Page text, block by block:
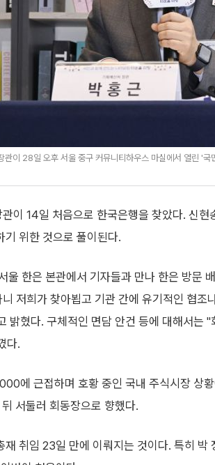
이 28일 오후 서울 중구 커뮤니티하우스 마실에서 열린 '국
이 14일 처음으로 한국은행을 찾았다. 신
기 위한 것으로 풀이된다.
울 한은 본관에서 기자들과 만나 한은 방문
저희가 찾아뵙고 기관 간에 유기적인 협조
밝혔다. 구체적인 면담 안건 등에 대해서는 "
다.
에 근접하며 호황 중인 국내 주식시장 상
서둘러 회동장으로 향했다.
재 취임 23일 만에 이뤄지는 것이다. 특히 박